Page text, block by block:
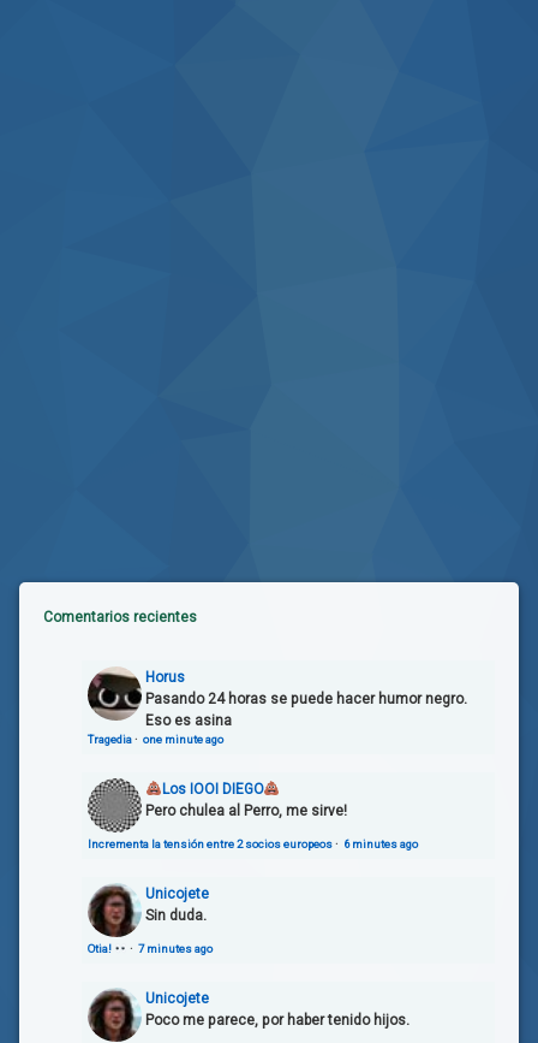
Comentarios recientes
Horus
Pasando 24 horas se puede hacer humor negro.
Eso es asina
Tragedia· one minute ago
Los IOOI DIEGO
Pero chulea al Perro, me sirve!
Incrementa la tensión entre 2 socios europeos· 6 minutes ago
Unicojete
Sin duda.
Otia! · 7 minutes ago
Unicojete
Poco me parece, por haber tenido hijos.